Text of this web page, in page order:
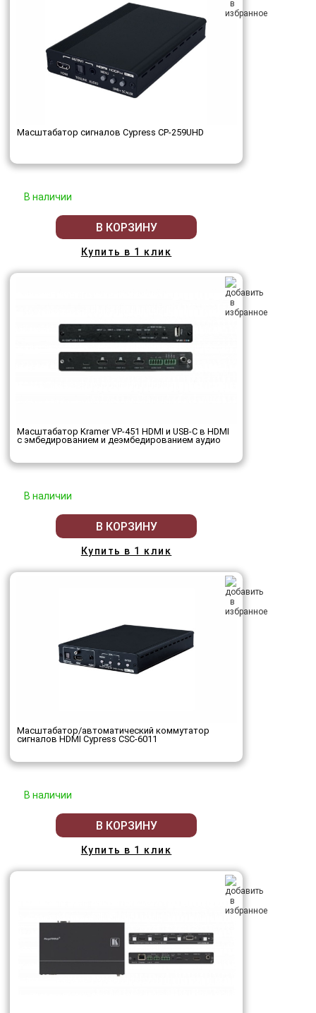
Масштабатор сигналов Cypress CP-259UHD
В наличии
В КОРЗИНУ
Купить в 1 клик
Масштабатор Kramer VP-451 HDMI и USB-C в HDMI
с эмбедированием и деэмбедированием аудио
В наличии
В КОРЗИНУ
Купить в 1 клик
Масштабатор/автоматический коммутатор
сигналов HDMI Cypress CSC-6011
В наличии
В КОРЗИНУ
Купить в 1 клик